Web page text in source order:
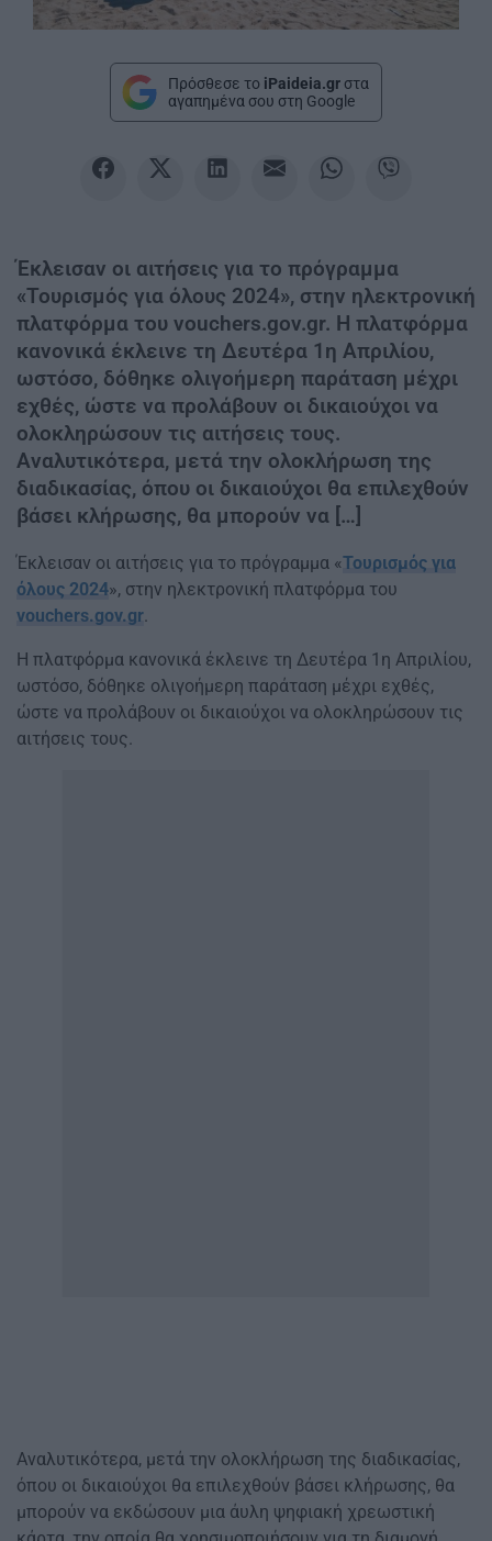
Πρόσθεσε το iPaideia.gr στα
αγαπημένα σου στη Google
Έκλεισαν οι αιτήσεις για το πρόγραμμα
«Τουρισμός για όλους 2024», στην ηλεκτρονική
πλατφόρμα του vouchers.gov.gr. Η πλατφόρμα
κανονικά έκλεινε τη Δευτέρα 1η Απριλίου,
ωστόσο, δόθηκε ολιγοήμερη παράταση μέχρι
εχθές, ώστε να προλάβουν οι δικαιούχοι να
ολοκληρώσουν τις αιτήσεις τους.
Αναλυτικότερα, μετά την ολοκλήρωση της
διαδικασίας, όπου οι δικαιούχοι θα επιλεχθούν
βάσει κλήρωσης, θα μπορούν να […]
Έκλεισαν οι αιτήσεις για το πρόγραμμα «Τουρισμός για
όλους 2024», στην ηλεκτρονική πλατφόρμα του
vouchers.gov.gr.
Η πλατφόρμα κανονικά έκλεινε τη Δευτέρα 1η Απριλίου,
ωστόσο, δόθηκε ολιγοήμερη παράταση μέχρι εχθές,
ώστε να προλάβουν οι δικαιούχοι να ολοκληρώσουν τις
αιτήσεις τους.
Αναλυτικότερα, μετά την ολοκλήρωση της διαδικασίας,
όπου οι δικαιούχοι θα επιλεχθούν βάσει κλήρωσης, θα
μπορούν να εκδώσουν μια άυλη ψηφιακή χρεωστική